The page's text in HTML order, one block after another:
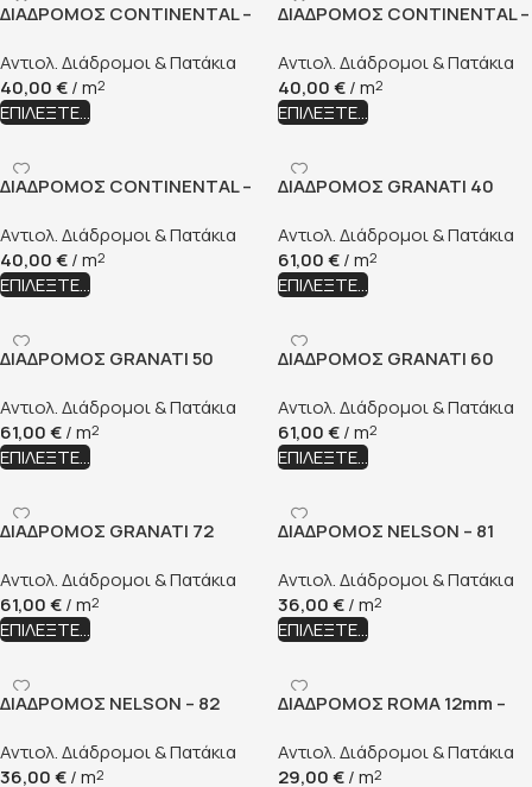
ΔΙΑΔΡΟΜΟΣ CONTINENTAL –
Αντιολ. Διάδρομοι & Πατάκια
40,00€/ m2
ΕΠΙΛΈΞΤΕ...
ΔΙΑΔΡΟΜΟΣ CONTINENTAL –
Αντιολ. Διάδρομοι & Πατάκια
40,00€/ m2
ΕΠΙΛΈΞΤΕ...
ΔΙΑΔΡΟΜΟΣ CONTINENTAL –
Αντιολ. Διάδρομοι & Πατάκια
40,00€/ m2
ΕΠΙΛΈΞΤΕ...
ΔΙΑΔΡΟΜΟΣ GRANATI 40
Αντιολ. Διάδρομοι & Πατάκια
61,00€/ m2
ΕΠΙΛΈΞΤΕ...
ΔΙΑΔΡΟΜΟΣ GRANATI 50
Αντιολ. Διάδρομοι & Πατάκια
61,00€/ m2
ΕΠΙΛΈΞΤΕ...
ΔΙΑΔΡΟΜΟΣ GRANATI 60
Αντιολ. Διάδρομοι & Πατάκια
61,00€/ m2
ΕΠΙΛΈΞΤΕ...
ΔΙΑΔΡΟΜΟΣ GRANATI 72
Αντιολ. Διάδρομοι & Πατάκια
61,00€/ m2
ΕΠΙΛΈΞΤΕ...
ΔΙΑΔΡΟΜΟΣ NELSON – 81
Αντιολ. Διάδρομοι & Πατάκια
36,00€/ m2
ΕΠΙΛΈΞΤΕ...
ΔΙΑΔΡΟΜΟΣ NELSON – 82
Αντιολ. Διάδρομοι & Πατάκια
36,00€/ m2
ΔΙΑΔΡΟΜΟΣ ROMA 12mm –
Αντιολ. Διάδρομοι & Πατάκια
29,00€/ m2